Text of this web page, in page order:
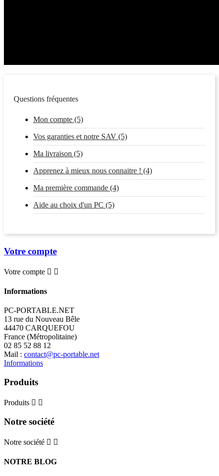
Questions fréquentes
Mon compte (5)
Vos garanties et notre SAV (5)
Ma livraison (5)
Apprenez à mieux nous connaitre ! (4)
Ma première commande (4)
Aide au choix d'un PC (5)
Votre compte
Votre compte  
Informations
PC-PORTABLE.NET
13 rue du Nouveau Bêle
44470 CARQUEFOU
France (Métropolitaine)
02 85 52 88 12
Mail : contact@pc-portable.net
Informations
Produits
Produits  
Notre société
Notre société  
NOTRE BLOG